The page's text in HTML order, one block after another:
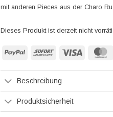
mit anderen Pieces aus der Charo
Dieses Produkt ist derzeit nicht
PayPal Sofort Visa
Beschreibung
Produktsicherheit